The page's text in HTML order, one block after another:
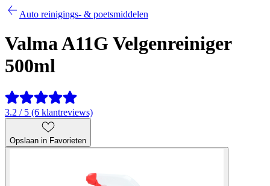
Auto reinigings- & poetsmiddelen
Valma A11G Velgenreiniger
500ml
3.2 / 5 (6 klantreviews)
Opslaan in Favorieten